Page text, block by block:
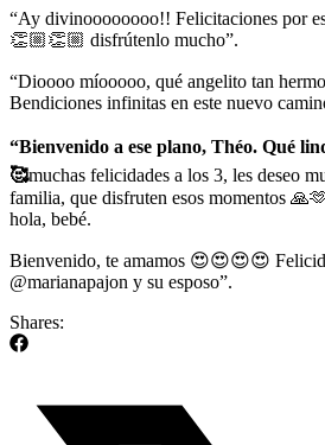
“Ay divinoooooooo!! Felicitaciones por
👏🏼👏🏼 disfrútenlo mucho”.
“Dioooo míooooo, qué angelito tan
Bendiciones infinitas en este nuevo
“Bienvenido a ese plano, Théo. Qué
🥰muchas felicidades a los 3, les deseo
familia, que disfruten esos momentos
hola, bebé.
Bienvenido, te amamos 😍😍😍😍
@marianapajon y su esposo”.
Shares: